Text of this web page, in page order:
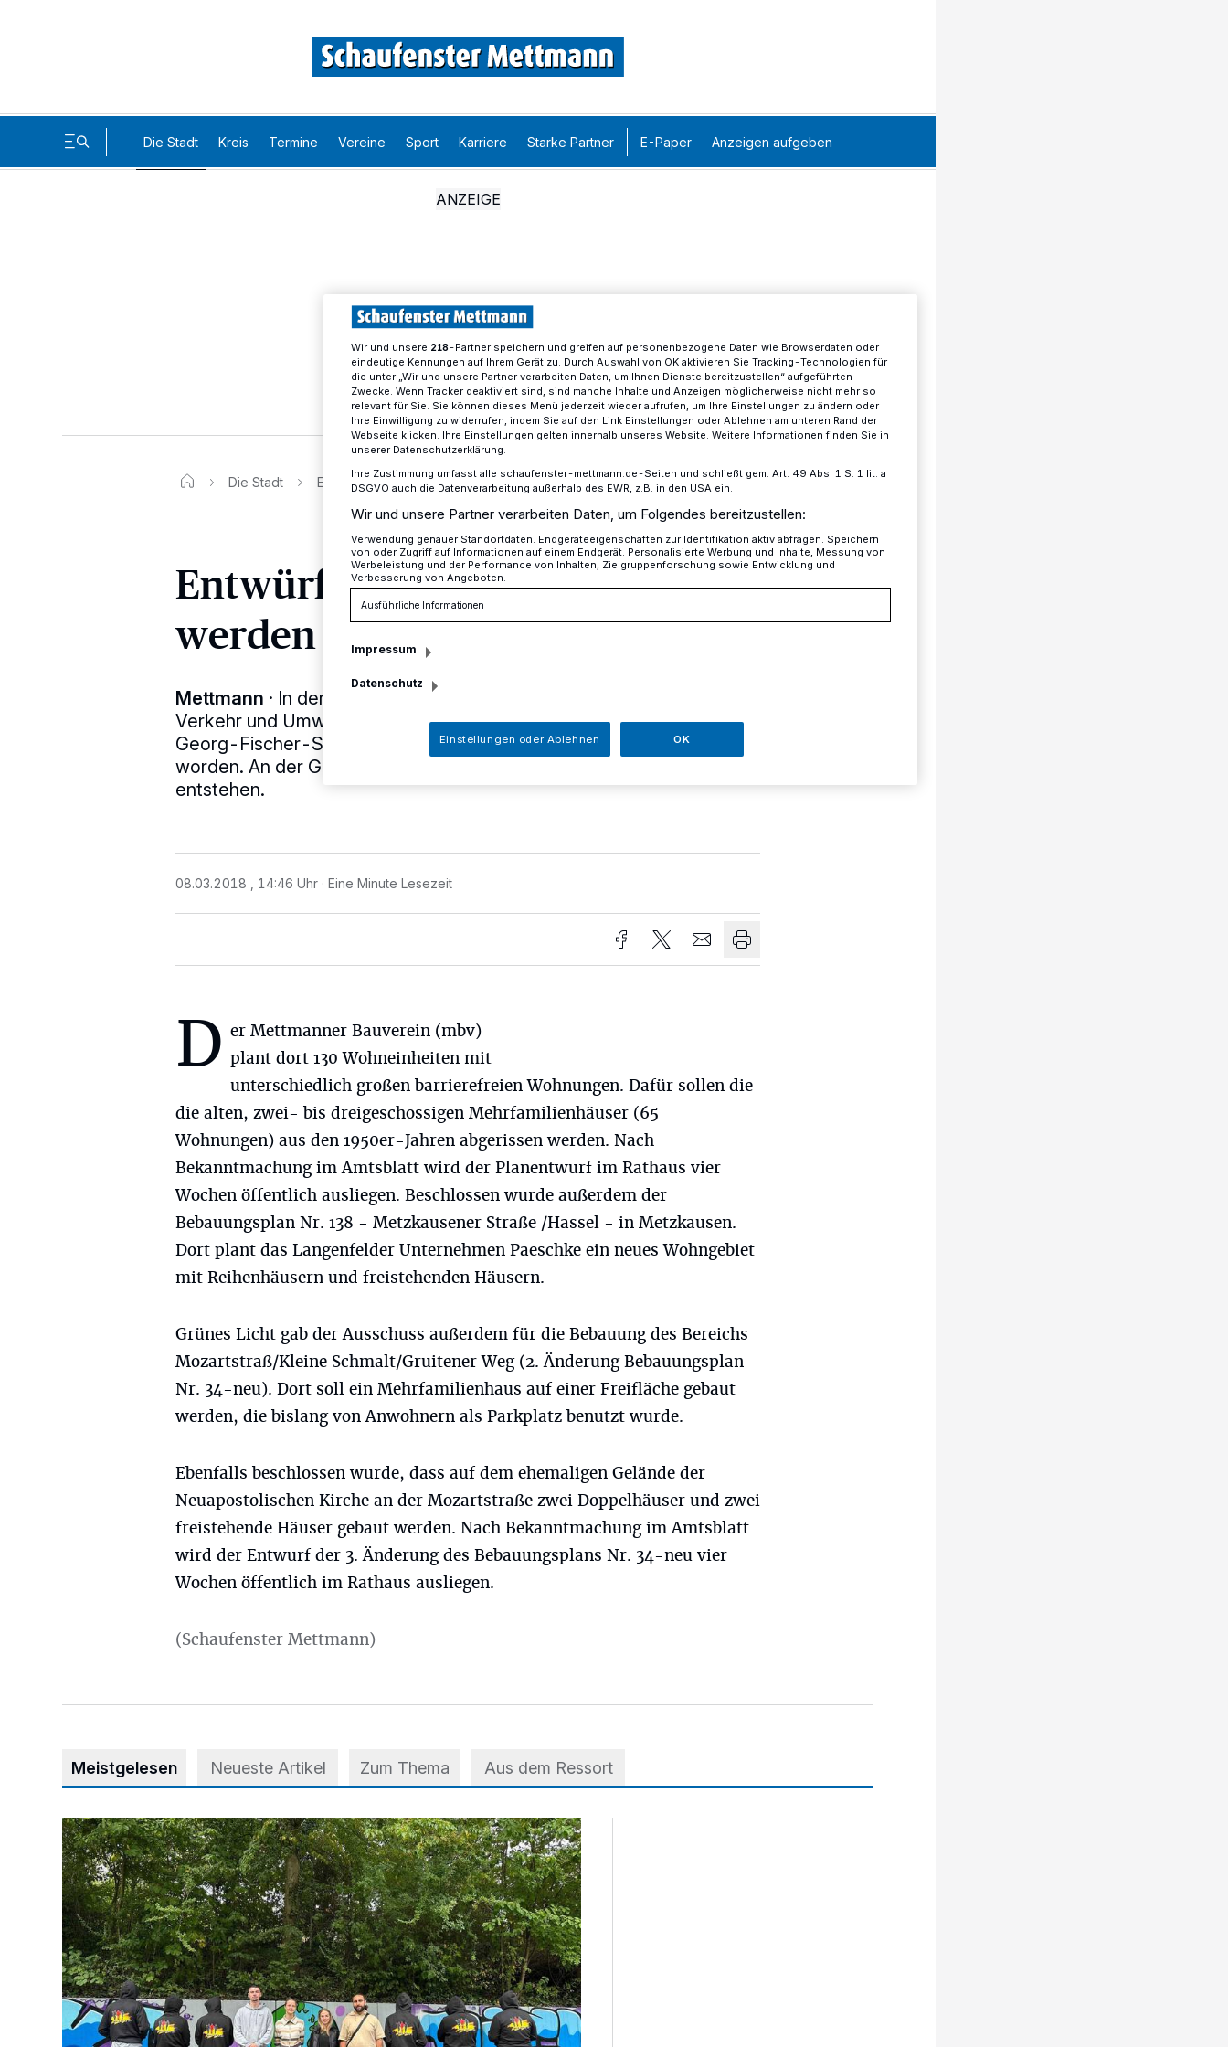
Die Stadt Kreis Termine Vereine Sport Karriere Starke Partner E-Paper Anzeigen aufgeben
Die Stadt Entwürfe für Bauprojekte werden ausgelegt
Entwürfe für Bauprojekte
werden ausgelegt
Mettmann · In der letzten Sitzung des Ausschusses für Planung,
Verkehr und Umwelt sind der Entwurf des Bebauungsplans Nr. 143 -
Georg-Fischer-Straße - und die öffentliche Auslegung beschlossen
worden. An der Georg-Fischer-Straße soll ein neues Wohnquartier
entstehen.
08.03.2018 , 14:46 Uhr Eine Minute Lesezeit
D er Mettmanner Bauverein (mbv)
plant dort 130 Wohneinheiten mit
unterschiedlich großen barrierefreien Wohnungen. Dafür sollen die
die alten, zwei- bis dreigeschossigen Mehrfamilienhäuser (65
Wohnungen) aus den 1950er-Jahren abgerissen werden. Nach
Bekanntmachung im Amtsblatt wird der Planentwurf im Rathaus vier
Wochen öffentlich ausliegen. Beschlossen wurde außerdem der
Bebauungsplan Nr. 138 - Metzkausener Straße /Hassel - in Metzkausen.
Dort plant das Langenfelder Unternehmen Paeschke ein neues Wohngebiet
mit Reihenhäusern und freistehenden Häusern.
Grünes Licht gab der Ausschuss außerdem für die Bebauung des Bereichs
Mozartstraß/Kleine Schmalt/Gruitener Weg (2. Änderung Bebauungsplan
Nr. 34-neu). Dort soll ein Mehrfamilienhaus auf einer Freifläche gebaut
werden, die bislang von Anwohnern als Parkplatz benutzt wurde.
Ebenfalls beschlossen wurde, dass auf dem ehemaligen Gelände der
Neuapostolischen Kirche an der Mozartstraße zwei Doppelhäuser und zwei
freistehende Häuser gebaut werden. Nach Bekanntmachung im Amtsblatt
wird der Entwurf der 3. Änderung des Bebauungsplans Nr. 34-neu vier
Wochen öffentlich im Rathaus ausliegen.
(Schaufenster Mettmann)
Meistgelesen Neueste Artikel Zum Thema Aus dem Ressort
Aus Grau wird Haltung
Wir und unsere 218-Partner speichern und greifen auf personenbezogene Daten wie Browserdaten oder
eindeutige Kennungen auf Ihrem Gerät zu. Durch Auswahl von OK aktivieren Sie Tracking-Technologien für
die unter „Wir und unsere Partner verarbeiten Daten, um Ihnen Dienste bereitzustellen“ aufgeführten
Zwecke. Wenn Tracker deaktiviert sind, sind manche Inhalte und Anzeigen möglicherweise nicht mehr so
relevant für Sie. Sie können dieses Menü jederzeit wieder aufrufen, um Ihre Einstellungen zu ändern oder
Ihre Einwilligung zu widerrufen, indem Sie auf den Link Einstellungen oder Ablehnen am unteren Rand der
Webseite klicken. Ihre Einstellungen gelten innerhalb unseres Website. Weitere Informationen finden Sie in
unserer Datenschutzerklärung.
Ihre Zustimmung umfasst alle schaufenster-mettmann.de-Seiten und schließt gem. Art. 49 Abs. 1 S. 1 lit. a
DSGVO auch die Datenverarbeitung außerhalb des EWR, z.B. in den USA ein.
Wir und unsere Partner verarbeiten Daten, um Folgendes bereitzustellen:
Verwendung genauer Standortdaten. Endgeräteeigenschaften zur Identifikation aktiv abfragen. Speichern
von oder Zugriff auf Informationen auf einem Endgerät. Personalisierte Werbung und Inhalte, Messung von
Werbeleistung und der Performance von Inhalten, Zielgruppenforschung sowie Entwicklung und
Verbesserung von Angeboten.
Ausführliche Informationen
Impressum
Datenschutz
Einstellungen oder Ablehnen OK